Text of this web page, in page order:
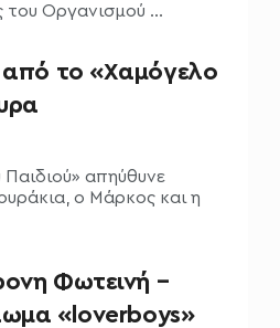
του Οργανισμού ...
από το «Χαμόγελο
απηύθυνε
ο Μάρκος και η
Φωτεινή –
«loverboys»